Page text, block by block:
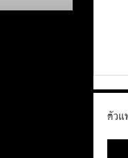
ตัวแ